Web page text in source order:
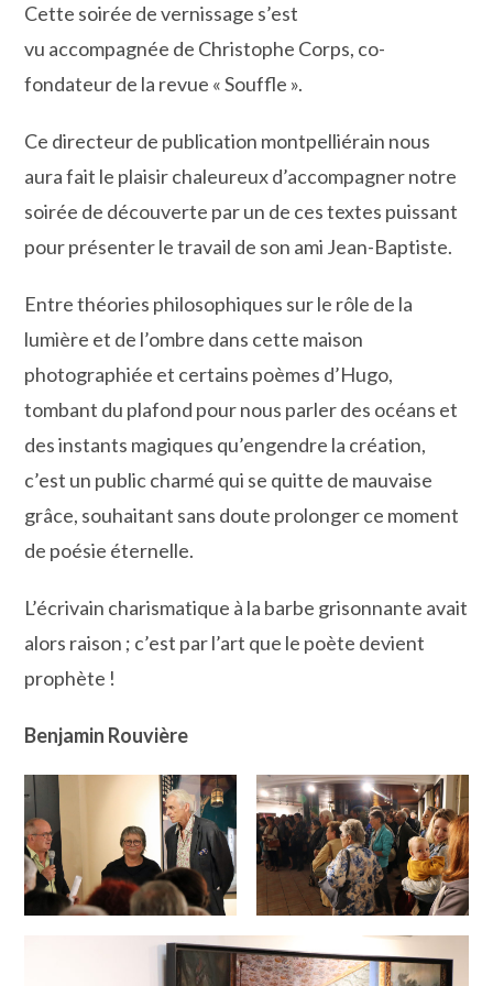
Cette soirée de vernissage s’est
vu accompagnée de Christophe Corps, co-
fondateur de la revue « Souffle ».
Ce directeur de publication montpelliérain nous
aura fait le plaisir chaleureux d’accompagner notre
soirée de découverte par un de ces textes puissant
pour présenter le travail de son ami Jean-Baptiste.
Entre théories philosophiques sur le rôle de la
lumière et de l’ombre dans cette maison
photographiée et certains poèmes d’Hugo,
tombant du plafond pour nous parler des océans et
des instants magiques qu’engendre la création,
c’est un public charmé qui se quitte de mauvaise
grâce, souhaitant sans doute prolonger ce moment
de poésie éternelle.
L’écrivain charismatique à la barbe grisonnante avait
alors raison ; c’est par l’art que le poète devient
prophète !
Benjamin Rouvière